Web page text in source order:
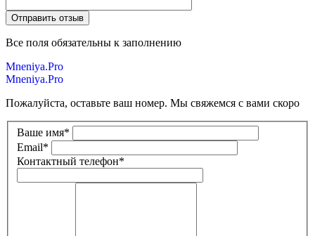
Все поля обязательны к заполнению
Mneniya.Pro
Mneniya.Pro
Пожалуйста, оставьте ваш номер. Мы свяжемся с вами скоро
Ваше имя*
Email*
Контактный телефон*